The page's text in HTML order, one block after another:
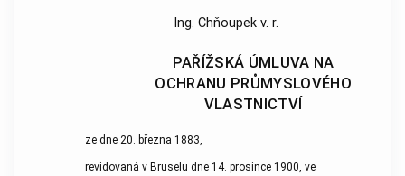
Ing. Chňoupek v. r.
PAŘÍŽSKÁ ÚMLUVA NA
OCHRANU PRŮMYSLOVÉHO
VLASTNICTVÍ
ze dne 20. března 1883,
revidovaná v Bruselu dne 14. prosince 1900, ve